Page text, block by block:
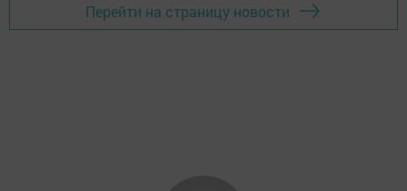
Перейти на страницу новости